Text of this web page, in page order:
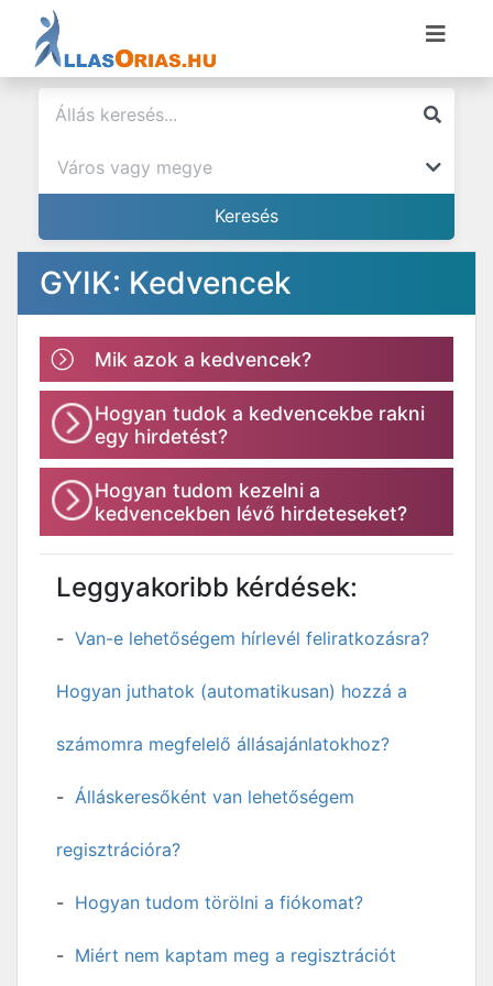
GYIK: Kedvencek
Mik azok a kedvencek?
Hogyan tudok a kedvencekbe rakni
egy hirdetést?
Hogyan tudom kezelni a
kedvencekben lévő hirdeteseket?
Leggyakoribb kérdések:
Van-e lehetőségem hírlevél feliratkozásra?
Hogyan juthatok (automatikusan) hozzá a
számomra megfelelő állásajánlatokhoz?
Álláskeresőként van lehetőségem
regisztrációra?
Hogyan tudom törölni a fiókomat?
Miért nem kaptam meg a regisztrációt